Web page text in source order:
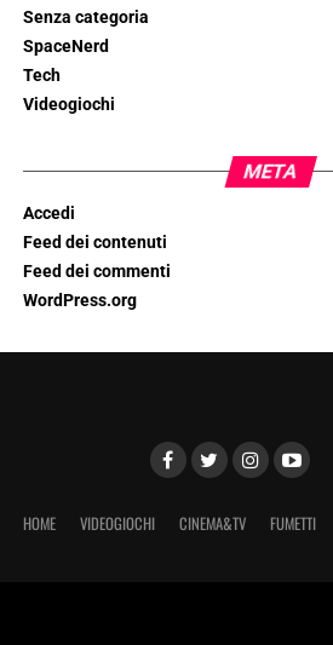
Senza categoria
SpaceNerd
Tech
Videogiochi
META
Accedi
Feed dei contenuti
Feed dei commenti
WordPress.org
HOME VIDEOGIOCHI CINEMA&TV FUMETTI